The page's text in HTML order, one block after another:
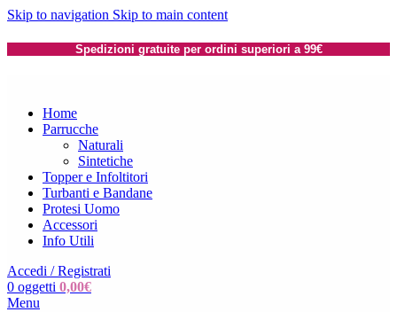
Skip to navigation Skip to main content
Spedizioni gratuite per ordini superiori a 99€
Home
Parrucche
Naturali
Sintetiche
Topper e Infoltitori
Turbanti e Bandane
Protesi Uomo
Accessori
Info Utili
Accedi / Registrati
0 oggetti 0,00€
Menu